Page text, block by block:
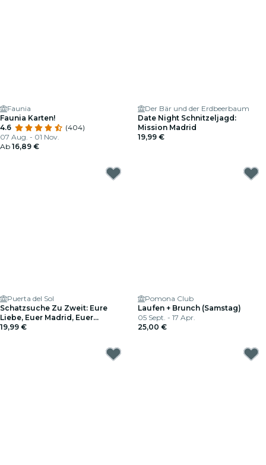
Faunia
Faunia Karten!
4.6
(404)
07 Aug. - 01 Nov.
Ab 16,89 €
Der Bär und der Erdbeerbaum
Date Night Schnitzeljagd:
Mission Madrid
19,99 €
Puerta del Sol
Schatzsuche Zu Zweit: Eure
Liebe, Euer Madrid, Euer
Abenteuer!
19,99 €
Pomona Club
Laufen + Brunch (Samstag)
05 Sept. - 17 Apr.
25,00 €